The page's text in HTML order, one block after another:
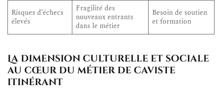
Risques d’échecs
élevés
Fragilité des
nouveaux entrants
dans le métier
Besoin de soutien
et formation
La dimension culturelle et sociale
au cœur du métier de caviste
itinérant